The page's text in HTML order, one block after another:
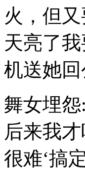
火，但
天亮了
机送她回
舞女埋
后来我
很难‘搞